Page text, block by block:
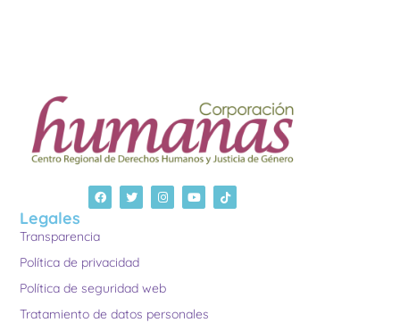
Legales
Transparencia
Política de privacidad
Política de seguridad web
Tratamiento de datos personales